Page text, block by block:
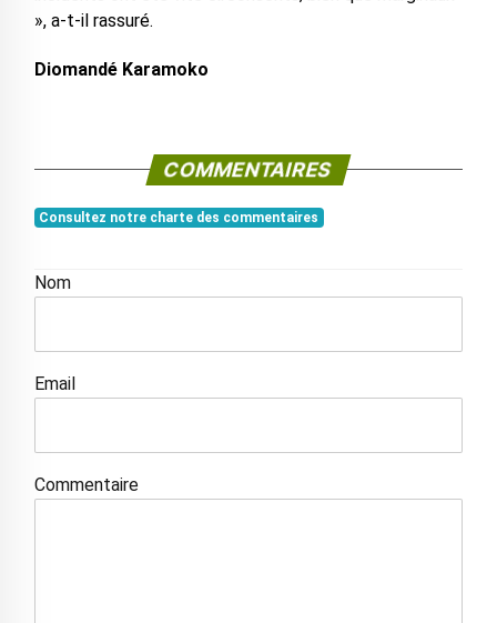
», a-t-il rassuré.
Diomandé Karamoko
COMMENTAIRES
Consultez notre charte des commentaires
Nom
Email
Commentaire